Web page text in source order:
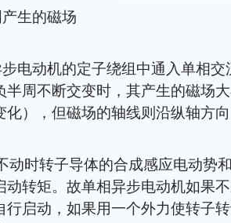
生的磁场
电动机的定子绕组中通入单相交
半周不断交变时，其产生的磁场
化），但磁场的轴线则沿纵轴方
动时转子导体的合成感应电动势
动转矩。故单相异步电动机如果
行启动，如果用一个外力使转子